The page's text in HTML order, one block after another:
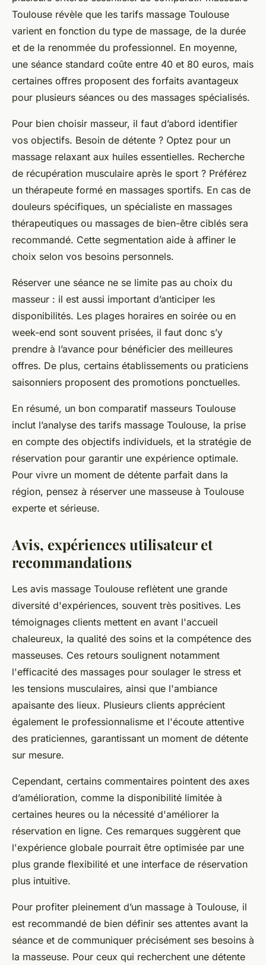
Toulouse révèle que les tarifs massage Toulouse
varient en fonction du type de massage, de la durée
et de la renommée du professionnel. En moyenne,
une séance standard coûte entre 40 et 80 euros, mais
certaines offres proposent des forfaits avantageux
pour plusieurs séances ou des massages spécialisés.
Pour bien choisir masseur, il faut d’abord identifier
vos objectifs. Besoin de détente ? Optez pour un
massage relaxant aux huiles essentielles. Recherche
de récupération musculaire après le sport ? Préférez
un thérapeute formé en massages sportifs. En cas de
douleurs spécifiques, un spécialiste en massages
thérapeutiques ou massages de bien-être ciblés sera
recommandé. Cette segmentation aide à affiner le
choix selon vos besoins personnels.
Réserver une séance ne se limite pas au choix du
masseur : il est aussi important d’anticiper les
disponibilités. Les plages horaires en soirée ou en
week-end sont souvent prisées, il faut donc s’y
prendre à l’avance pour bénéficier des meilleures
offres. De plus, certains établissements ou praticiens
saisonniers proposent des promotions ponctuelles.
En résumé, un bon comparatif masseurs Toulouse
inclut l’analyse des tarifs massage Toulouse, la prise
en compte des objectifs individuels, et la stratégie de
réservation pour garantir une expérience optimale.
Pour vivre un moment de détente parfait dans la
région, pensez à réserver une masseuse à Toulouse
experte et sérieuse.
Avis, expériences utilisateur et
recommandations
Les avis massage Toulouse reflètent une grande
diversité d'expériences, souvent très positives. Les
témoignages clients mettent en avant l'accueil
chaleureux, la qualité des soins et la compétence des
masseuses. Ces retours soulignent notamment
l'efficacité des massages pour soulager le stress et
les tensions musculaires, ainsi que l'ambiance
apaisante des lieux. Plusieurs clients apprécient
également le professionnalisme et l'écoute attentive
des praticiennes, garantissant un moment de détente
sur mesure.
Cependant, certains commentaires pointent des axes
d’amélioration, comme la disponibilité limitée à
certaines heures ou la nécessité d'améliorer la
réservation en ligne. Ces remarques suggèrent que
l'expérience globale pourrait être optimisée par une
plus grande flexibilité et une interface de réservation
plus intuitive.
Pour profiter pleinement d’un massage à Toulouse, il
est recommandé de bien définir ses attentes avant la
séance et de communiquer précisément ses besoins à
la masseuse. Pour ceux qui recherchent une détente